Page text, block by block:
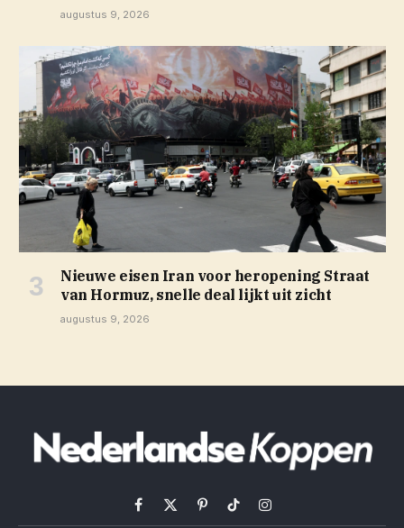
augustus 9, 2026
Nieuwe eisen Iran voor heropening Straat
van Hormuz, snelle deal lijkt uit zicht
augustus 9, 2026
Facebook
X
PinterestTikTokInstagram